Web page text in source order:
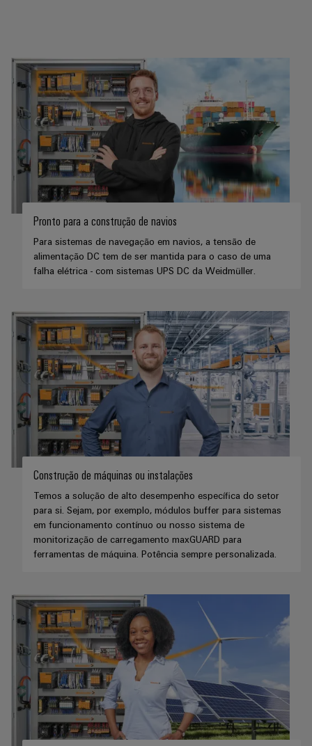
Pronto para a construção de navios
Para sistemas de navegação em navios, a tensão de
alimentação DC tem de ser mantida para o caso de uma
falha elétrica - com sistemas UPS DC da Weidmüller.
Construção de máquinas ou instalações
Temos a solução de alto desempenho específica do setor
para si. Sejam, por exemplo, módulos buffer para sistemas
em funcionamento contínuo ou nosso sistema de
monitorização de carregamento maxGUARD para
ferramentas de máquina. Potência sempre personalizada.